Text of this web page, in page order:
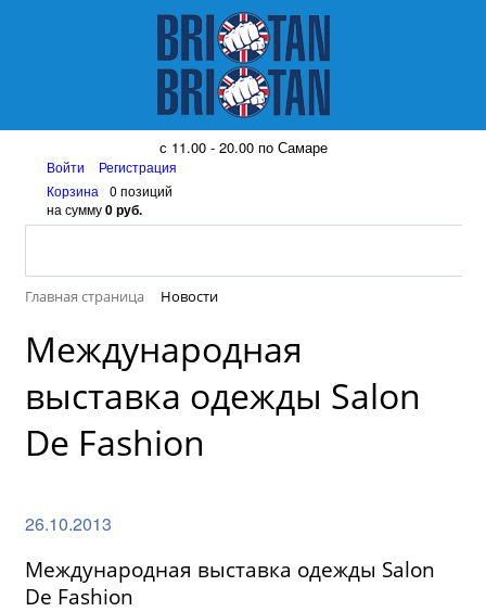
8 (917) 161 08 99
с 11.00 - 20.00 по Самаре
Войти
Регистрация
Корзина
0 позиций
на сумму0 руб.
Главная страница Новости
Международная
выставка одежды Salon
De Fashion
26.10.2013
Международная выставка одежды Salon
De Fashion